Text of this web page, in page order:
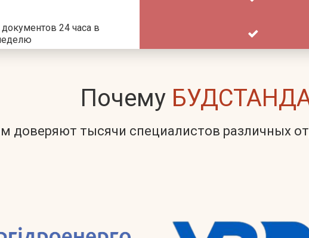
24 часа в
Почему
доверяют тысячи специалистов различных